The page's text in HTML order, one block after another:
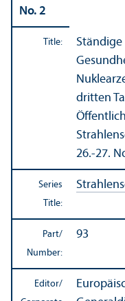
No. 2
Title:
Ständige
dritten
26.-27.
Series
Title:
Part/
Number:
93
Editor/